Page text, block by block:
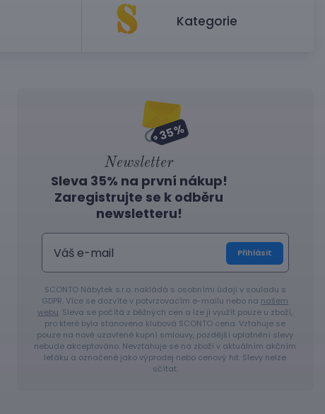
Kategorie
Newsletter
Sleva 35% na první nákup!
Zaregistrujte se k odběru
newsletteru!
Přihlásit
SCONTO Nábytek s.r.o. nakládá s osobními údaji v souladu s
GDPR. Více se dozvíte v potvrzovacím e-mailu nebo na našem
webu. Sleva se počítá z běžných cen a lze ji využít pouze u zboží,
pro které byla stanovena klubová SCONTO cena. Vztahuje se
pouze na nově uzavřené kupní smlouvy, pozdější uplatnění slevy
nebude akceptováno. Nevztahuje se na zboží v aktuálním akčním
letáku a označené jako výprodej nebo cenový hit. Slevy nelze
sčítat.